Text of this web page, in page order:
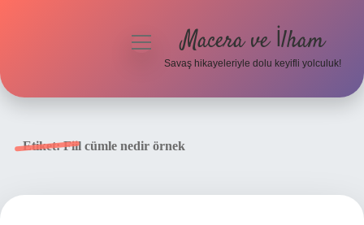
menüyüMacera ve İlham
Savaş hikayeleriyle dolu keyifli yolculuk!
Etiket:Fiil cümle nedir örnek